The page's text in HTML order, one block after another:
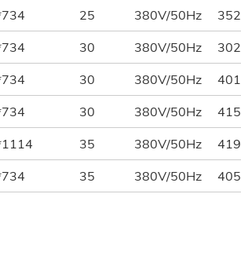
25 380V/50Hz 352
30 380V/50Hz 302
30 380V/50Hz 401
30 380V/50Hz 415
35 380V/50Hz 419
35 380V/50Hz 405